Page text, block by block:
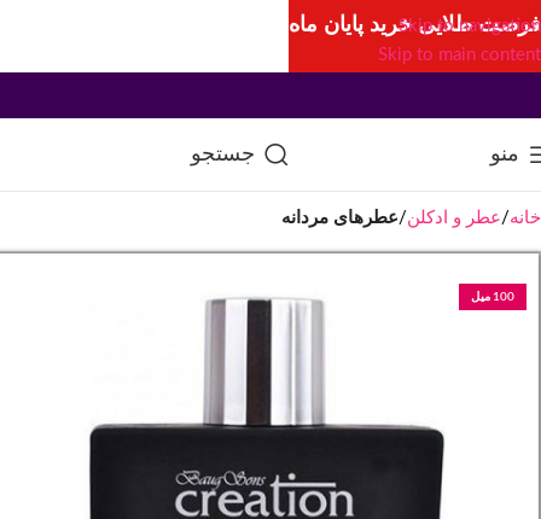
Skip to navigation
Skip to main content
منو جستجو
خانه عطر و ادکلن عطرهای مردانه
100 میل
فرصت طلایی خرید پایان ماه